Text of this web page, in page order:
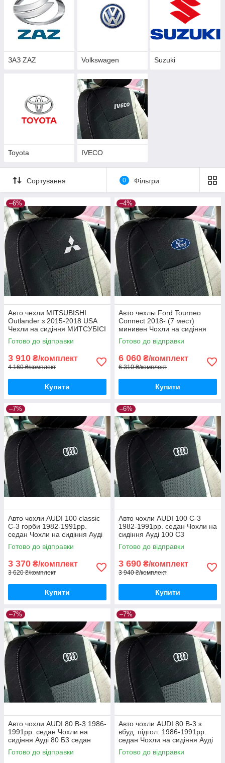
ЗАЗ ZAZ Volkswagen Suzuki
Toyota IVECO
Сортування 0 Фільтри
–6%
Авто чехли MITSUBISHI
Outlander з 2015-2018 USA
Чехли на сидіння МИТСУБІСІ
Оутлендер США 2015-2018
Готово до відправки
3 910 ₴/комплект
4 160 ₴/комплект
Купити
–4%
Авто чехлы Ford Tourneo
Connect 2018- (7 мест)
минивен Чохли на сидіння
ФОРД Турнео Коннект
Готово до відправки
6 060 ₴/комплект
6 310 ₴/комплект
Купити
–7%
Авто чохли AUDI 100 classic
С-3 горби 1982-1991рр.
седан Чохли на сидіння Ауді
100 С3 классік
Готово до відправки
3 370 ₴/комплект
3 620 ₴/комплект
Купити
–6%
Авто чохли AUDI 100 С-3
1982-1991рр. седан Чохли на
сидіння Ауді 100 С3
Готово до відправки
3 690 ₴/комплект
3 940 ₴/комплект
Купити
–7%
Авто чохли AUDI 80 В-3 1986-
1991рр. седан Чохли на
сидіння Ауді 80 Б3 седан
Готово до відправки
–7%
Авто чохли AUDI 80 В-3 з
вбуд. підгол. 1986-1991рр.
седан Чохли на сидіння Ауді
80 Б3
Готово до відправки